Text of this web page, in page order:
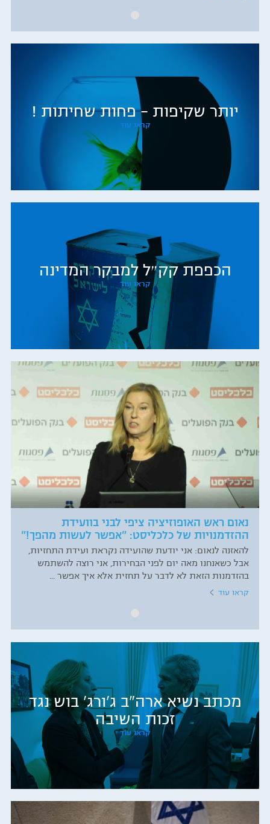
יותר שקיפות – פחות שחיתות !
קראו עוד
הכפפת קק״ל למבקר המדינה
קראו עוד
נאום ראש האופוזיציה ציפי לבני בוועידת
ההזדמנויות של כלכליסט: "אפשר לעשות מהפך!"
להאזנה לנאום: אני יודעת שהועידה נקראת ועידת התחזיות,
אבל כשאנחנו מאה יום לפני הבחירות, אני רוצה להשתמש
בהזדמנות הזאת לא לדבר על תחזית אלא איך אפשר ...
קראו עוד
מכתב נשיא ארה"ב ג'ורג' בוש נגד
זכות השיבה
קראו עוד